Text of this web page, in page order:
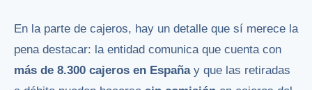
En la parte de cajeros, hay un detalle que sí merece la
pena destacar: la entidad comunica que cuenta con
más de 8.300 cajeros en Españay que las retiradas